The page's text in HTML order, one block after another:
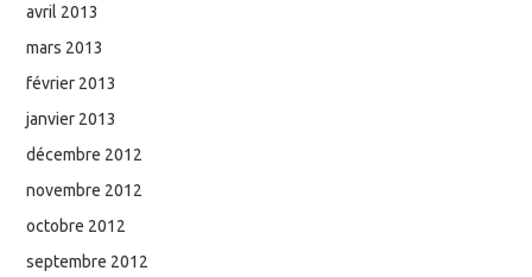
avril 2013
mars 2013
février 2013
janvier 2013
décembre 2012
novembre 2012
octobre 2012
septembre 2012